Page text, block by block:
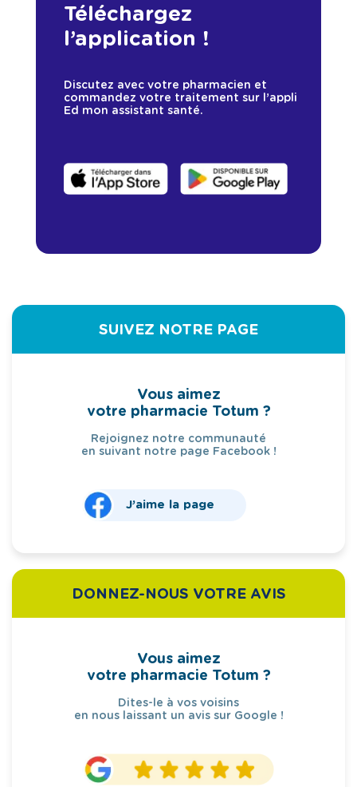
Téléchargez
l’application !
Discutez avec votre pharmacien et
commandez votre traitement sur l’appli
Ed mon assistant santé.
SUIVEZ NOTRE PAGE
Vous aimez
votre pharmacie Totum ?
Rejoignez notre communauté
en suivant notre page Facebook !
J’aime la page
DONNEZ-NOUS VOTRE AVIS
Vous aimez
votre pharmacie Totum ?
Dites-le à vos voisins
en nous laissant un avis sur Google !